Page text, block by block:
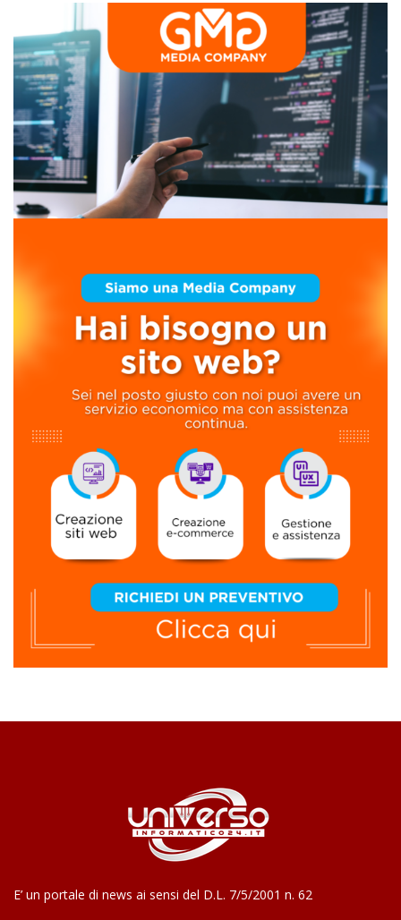
E’ un portale di news ai sensi del D.L. 7/5/2001 n. 62